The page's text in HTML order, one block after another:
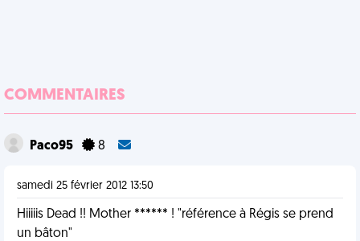
COMMENTAIRES
Paco95 8
samedi 25 février 2012 13:50
Hiiiiis Dead !! Mother ****** ! "référence à Régis se prend
un bâton"